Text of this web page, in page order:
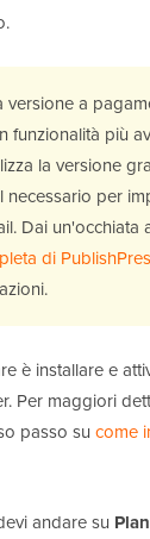
versione a
funzionalità più
la versione
necessario per
Dai un'occhiata
di
è installare e
Per maggiori
passo su come
andare su